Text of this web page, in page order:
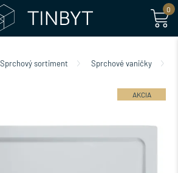
0
Sprchový sortiment Sprchové vaničky
AKCIA